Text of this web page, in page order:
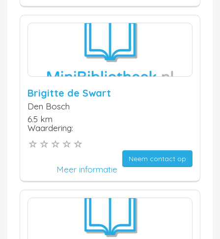
Brigitte de Swart
Den Bosch
6.5 km
Waardering:
Neem contact op
Meer informatie